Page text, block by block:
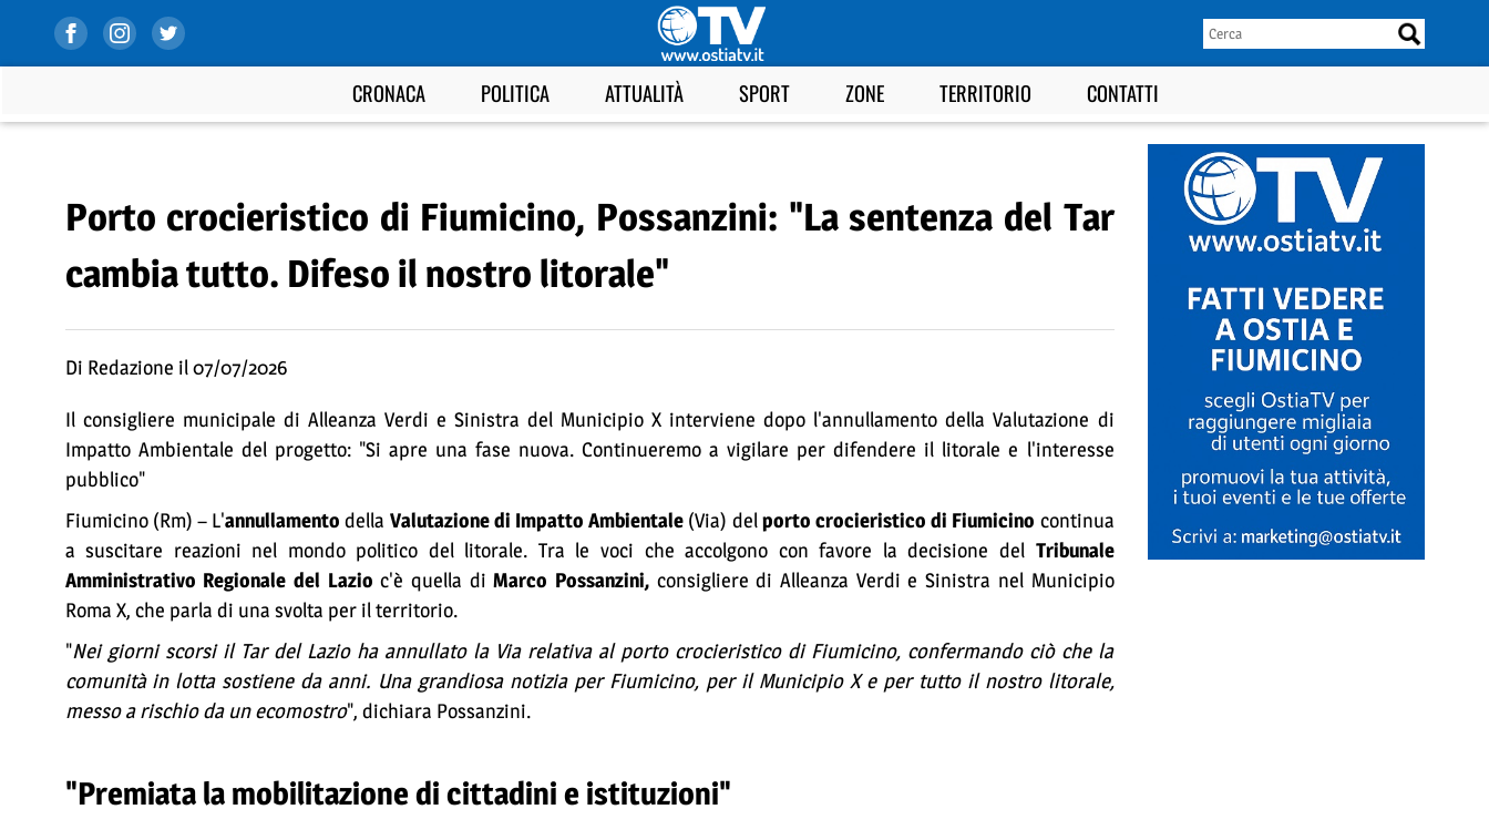
CRONACA POLITICA ATTUALITÀ SPORT ZONE TERRITORIO CONTATTI
Porto crocieristico di Fiumicino, Possanzini: "La sentenza del Tar
cambia tutto. Difeso il nostro litorale"
Di Redazione il 07/07/2026
Il consigliere municipale di Alleanza Verdi e Sinistra del Municipio X interviene dopo l'annullamento della Valutazione di
Impatto Ambientale del progetto: "Si apre una fase nuova. Continueremo a vigilare per difendere il litorale e l'interesse
pubblico"
Fiumicino (Rm) – L'annullamentodella Valutazione di Impatto Ambientale (Via) delporto crocieristico di Fiumicino continua
a suscitare reazioni nel mondo politico del litorale. Tra le voci che accolgono con favore la decisione del Tribunale
Amministrativo Regionale del Lazio c'è quella diMarco Possanzini, consigliere di Alleanza Verdi e Sinistra nel Municipio
Roma X, che parla di una svolta per il territorio.
"Nei giorni scorsi il Tar del Lazio ha annullato la Via relativa al porto crocieristico di Fiumicino, confermando ciò che la
comunità in lotta sostiene da anni. Una grandiosa notizia per Fiumicino, per il Municipio X e per tutto il nostro litorale,
messo a rischio da un ecomostro", dichiara Possanzini.
"Premiata la mobilitazione di cittadini e istituzioni"